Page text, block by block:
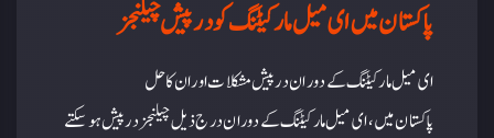
پاکستان میں ای میل مارکیٹنگ کو درپیش چیلنجز
ای میل مارکیٹنگ کے دوران درپیش مشکلات اور ان کا حل
پاکستان میں، ای میل مارکیٹنگ کے دوران درج ذیل چیلنجز درپیش ہو سکتے